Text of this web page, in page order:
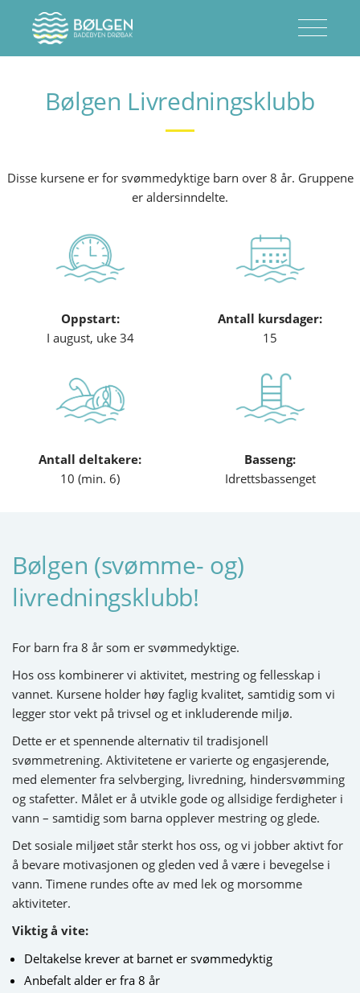
Bølgen Livredningsklubb
Disse kursene er for svømmedyktige barn over 8 år. Gruppene
er aldersinndelte.
Oppstart:
I august, uke 34
Antall kursdager:
15
Antall deltakere:
10 (min. 6)
Basseng:
Idrettsbassenget
Bølgen (svømme- og)
livredningsklubb!
For barn fra 8 år som er svømmedyktige.
Hos oss kombinerer vi aktivitet, mestring og fellesskap i
vannet. Kursene holder høy faglig kvalitet, samtidig som vi
legger stor vekt på trivsel og et inkluderende miljø.
Dette er et spennende alternativ til tradisjonell
svømmetrening. Aktivitetene er varierte og engasjerende,
med elementer fra selvberging, livredning, hindersvømming
og stafetter. Målet er å utvikle gode og allsidige ferdigheter i
vann – samtidig som barna opplever mestring og glede.
Det sosiale miljøet står sterkt hos oss, og vi jobber aktivt for
å bevare motivasjonen og gleden ved å være i bevegelse i
vann. Timene rundes ofte av med lek og morsomme
aktiviteter.
Viktig å vite:
Deltakelse krever at barnet er svømmedyktig
Anbefalt alder er fra 8 år